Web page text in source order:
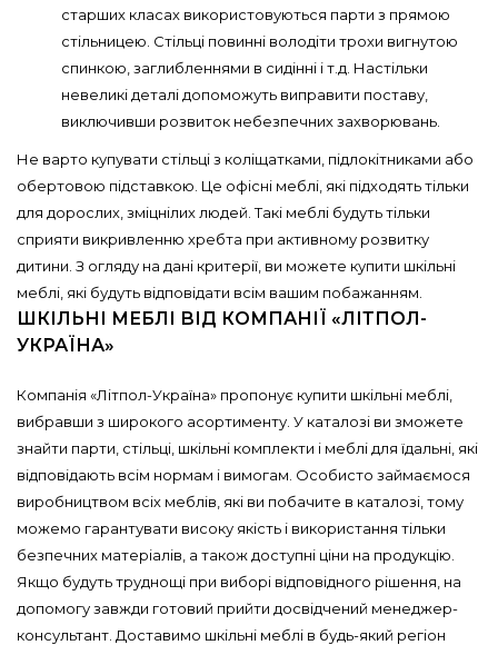
старших класах використовуються парти з прямою
стільницею. Стільці повинні володіти трохи вигнутою
спинкою, заглибленнями в сидінні і т.д. Настільки
невеликі деталі допоможуть виправити поставу,
виключивши розвиток небезпечних захворювань.
Не варто купувати стільці з коліщатками, підлокітниками або
обертовою підставкою. Це офісні меблі, які підходять тільки
для дорослих, зміцнілих людей. Такі меблі будуть тільки
сприяти викривленню хребта при активному розвитку
дитини. З огляду на дані критерії, ви можете купити шкільні
меблі, які будуть відповідати всім вашим побажанням.
ШКІЛЬНІ МЕБЛІ ВІД КОМПАНІЇ «ЛІТПОЛ-
УКРАЇНА»
Компанія «Літпол-Україна» пропонує купити шкільні меблі,
вибравши з широкого асортименту. У каталозі ви зможете
знайти парти, стільці, шкільні комплекти і меблі для їдальні, які
відповідають всім нормам і вимогам. Особисто займаємося
виробництвом всіх меблів, які ви побачите в каталозі, тому
можемо гарантувати високу якість і використання тільки
безпечних матеріалів, а також доступні ціни на продукцію.
Якщо будуть труднощі при виборі відповідного рішення, на
допомогу завжди готовий прийти досвідчений менеджер-
консультант. Доставимо шкільні меблі в будь-який регіон